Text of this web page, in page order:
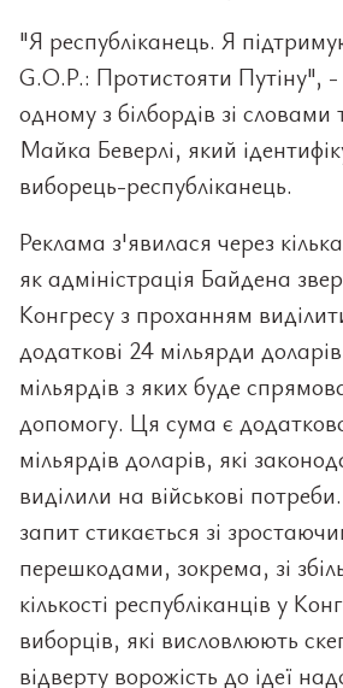
"Я республіканець. Я
G.O.P.: Протистояти Путіну",
одному з білбордів зі
Майка Беверлі, який
виборець-республіканець.
Реклама з'явилася через
як адміністрація Байдена
Конгресу з проханням
додаткові 24 мільярди
мільярдів з яких буде
допомогу. Ця сума є
мільярдів доларів, які
виділили на військові
запит стикається зі
перешкодами, зокрема, зі
кількості республіканців у
виборців, які висловлюють
відверту ворожість до ідеї